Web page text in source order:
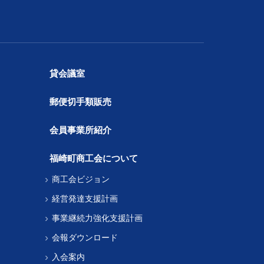
貸会議室
郵便切手類販売
会員事業所紹介
福崎町商工会について
商工会ビジョン
経営発達支援計画
事業継続力強化支援計画
会報ダウンロード
入会案内